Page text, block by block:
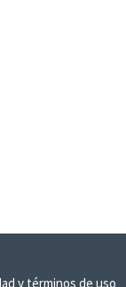
y términos de uso